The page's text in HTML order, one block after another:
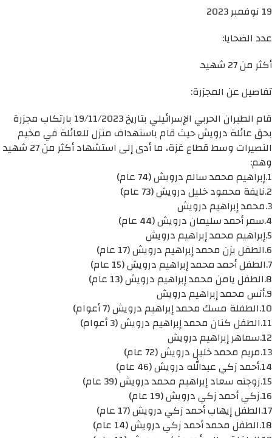
19 نوفمبر 2023
عدد الضحايا:
أكثر من 27 شهيد.
تفاصيل عن المجزرة:
قام الطيران الحربي الإسرائيلي بتاريخ 19/11/2023 بارتكاب مجزرة
بحق عائلة درويش حيث قام باستهداف منزل للعائلة في مخيم
النصيرات وسط قطاع غزة، ما أدى إلى استشهاد أكثر من 27 شهيد
وهم:
1.إبراهيم محمد سالم درويش (74 عام)
2.نايفة محمود خليل درويش (73 عام)
3.محمد إبراهيم درويش
4.سمر أحمد سليمان درويش (44 عام)
5.إبراهيم محمد إبراهيم درويش
6.الطفل يزن محمد إبراهيم درويش (17 عام)
7.الطفل أحمد محمد إبراهيم درويش (15 عام)
8.الطفل يامن محمد إبراهيم درويش (13 عام)
9.أنس محمد إبراهيم درويش
10.الطفلة مسك محمد إبراهيم درويش (7 أعوام)
11.الطفل كنان محمد إبراهيم درويش (3 أعوام)
12.سماهر إبراهيم درويش
13.مريم محمد خليل درويش (72 عام)
14.أحمد زكي عبدالله درويش (46 عام)
15.زوجته سعاد إبراهيم محمد درويش (39 عام)
16.زكي أحمد زكي درويش (19 عام)
17.الطفل إيهاب أحمد زكي درويش (17 عام)
18.الطفل محمد أحمد زكي درويش (14 عام)